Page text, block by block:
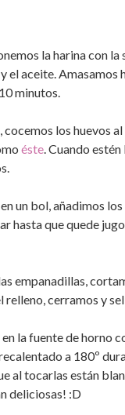
la harina con
el aceite. Amasamos
minutos.
los huevos
éste. Cuando
un bol, añadimos
hasta que quede
empanadillas,
relleno, cerramos y
la fuente de horno
a 180º
al tocarlas están
deliciosas! :D